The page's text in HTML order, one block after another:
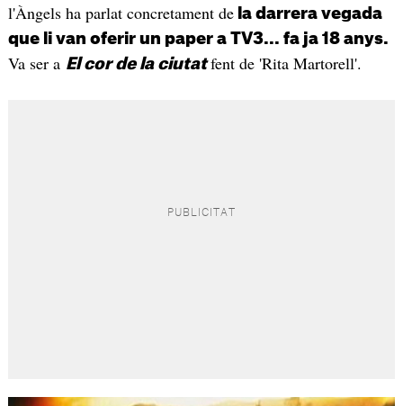
l'Àngels ha parlat concretament dela darrera vegada
que li van oferir un paper a TV3... fa ja 18 anys.
Va ser a El cor de la ciutat fent de 'Rita Martorell'.